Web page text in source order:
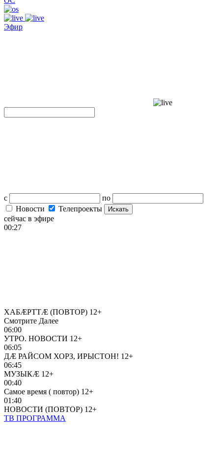
Эфир
с
по
Новости
Телепроекты Искать
сейчас в эфире
00:27
ХАБÆРТТÆ (ПОВТОР) 12+
Смотрите Далее
06:00
УТРО. НОВОСТИ 12+
06:05
ДÆ РАЙСОМ ХОРЗ, ИРЫСТОН! 12+
06:45
МУЗЫКÆ 12+
00:40
Самое время ( повтор) 12+
01:40
НОВОСТИ (ПОВТОР) 12+
ТВ ПРОГРАММА